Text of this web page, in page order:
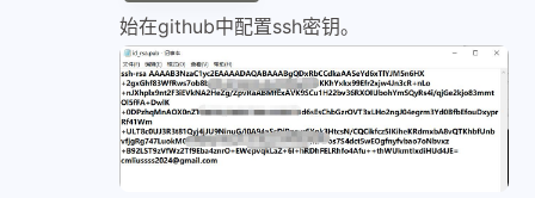
始在github中配置ssh密钥。